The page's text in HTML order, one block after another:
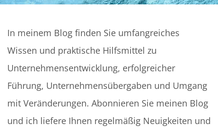
In meinem Blog finden Sie umfangreiches
Wissen und praktische Hilfsmittel zu
Unternehmensentwicklung, erfolgreicher
Führung, Unternehmensübergaben und Umgang
mit Veränderungen. Abonnieren Sie meinen Blog
und ich liefere Ihnen regelmäßig Neuigkeiten und